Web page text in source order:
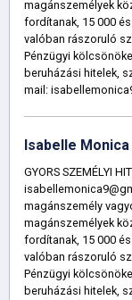
magánszemélyek
fordítanak, 15 000
valóban rászoruló
Pénzügyi
beruházási hitelek,
mail:
Isabelle Monica
GYORS SZEMÉLYI
magánszemély
magánszemélyek
fordítanak, 15 000
valóban rászoruló
Pénzügyi
beruházási hitelek,